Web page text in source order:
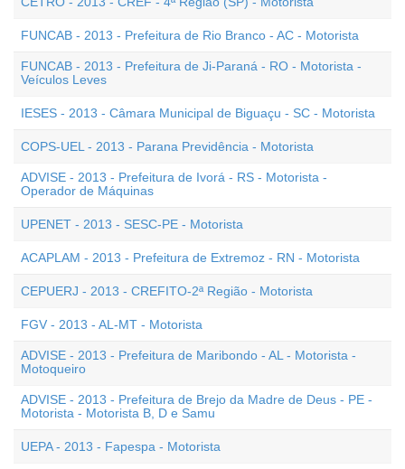
FUNCAB - 2013 - Prefeitura de Rio Branco - AC - Motorista
FUNCAB - 2013 - Prefeitura de Ji-Paraná - RO - Motorista -
Veículos Leves
IESES - 2013 - Câmara Municipal de Biguaçu - SC - Motorista
COPS-UEL - 2013 - Parana Previdência - Motorista
ADVISE - 2013 - Prefeitura de Ivorá - RS - Motorista -
Operador de Máquinas
UPENET - 2013 - SESC-PE - Motorista
ACAPLAM - 2013 - Prefeitura de Extremoz - RN - Motorista
CEPUERJ - 2013 - CREFITO-2ª Região - Motorista
FGV - 2013 - AL-MT - Motorista
ADVISE - 2013 - Prefeitura de Maribondo - AL - Motorista -
Motoqueiro
ADVISE - 2013 - Prefeitura de Brejo da Madre de Deus - PE -
Motorista - Motorista B, D e Samu
UEPA - 2013 - Fapespa - Motorista